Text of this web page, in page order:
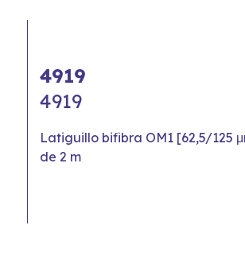
4919
4919
Latiguillo bifibra OM1 [62,5/125
de 2 m